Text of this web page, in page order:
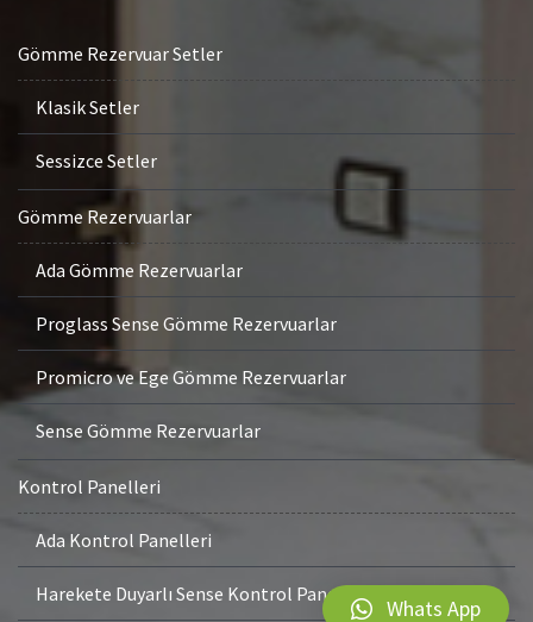
Gömme Rezervuar Setler
Klasik Setler
Sessizce Setler
Gömme Rezervuarlar
Ada Gömme Rezervuarlar
Proglass Sense Gömme Rezervuarlar
Promicro ve Ege Gömme Rezervuarlar
Sense Gömme Rezervuarlar
Kontrol Panelleri
Ada Kontrol Panelleri
Harekete Duyarlı Sense Kontrol Panelleri
Whats App